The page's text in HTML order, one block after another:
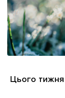
Цього тижня